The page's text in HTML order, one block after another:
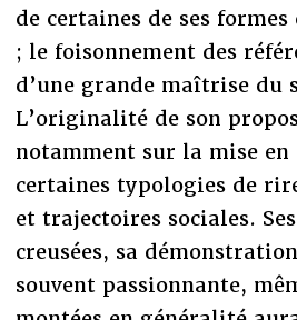
de certaines de ses formes
; le foisonnement des
d’une grande maîtrise du
L’originalité de son
notamment sur la mise
certaines typologies de
et trajectoires sociales.
creusées, sa
souvent passionnante,